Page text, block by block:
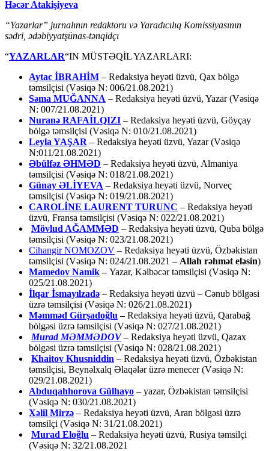
Həcər Atakişiyeva
“Yazarlar” jurnalının redaktoru və Yaradıcılıq Komissiyasının
sədri, ədəbiyyatşünas-tənqidçı
“YAZARLAR“IN MÜSTƏQİL YAZARLARI:
Aytac İBRAHİM – Redaksiya heyəti üzvü, Qax bölgə
təmsilçisi (Vəsiqə N: 006/21.08.2021)
Səma MUĞANNA – Redaksiya heyəti üzvü, Yazar (Vəsiqə
N: 007/21.08.2021)
Nuranə RAFAİLQIZI – Redaksiya heyəti üzvü, Göyçay
bölgə təmsilçisi (Vəsiqə N: 010/21.08.2021)
Leyla YAŞAR – Redaksiya heyəti üzvü, Yazar (Vəsiqə
N:011/21.08.2021)
Əbülfəz ƏHMƏD – Redaksiya heyəti üzvü, Almaniya
təmsilçisi (Vəsiqə N: 018/21.08.2021)
Günay ƏLİYEVA – Redaksiya heyəti üzvü, Norveç
təmsilçisi (Vəsiqə N: 019/21.08.2021)
CAROLİNE LAURENT TURUNC – Redaksiya heyəti
üzvü, Fransa təmsilçisi (Vəsiqə N: 022/21.08.2021)
Mövlud AĞAMMƏD – Redaksiya heyəti üzvü, Quba bölgə
təmsilçisi (Vəsiqə N: 023/21.08.2021)
Cihangir NOMOZOV – Redaksiya heyəti üzvü, Özbəkistan
təmsilçisi (Vəsiqə N: 024/21.08.2021 – Allah rəhmət eləsin)
Mamedov Namik–Yazar, Kəlbəcər təmsilçisi (Vəsiqə N:
025/21.08.2021)
İlqar İsmayılzadə – Redaksiya heyəti üzvü – Cənub bölgəsi
üzrə təmsilçisi (Vəsiqə N: 026/21.08.2021)
Məmməd Gürşadoğlu –Redaksiya heyəti üzvü, Qarabağ
bölgəsi üzrə təmsilçisi (Vəsiqə N: 027/21.08.2021)
Murad MƏMMƏDOV –Redaksiya heyəti üzvü, Qazax
bölgəsi üzrə təmsilçisi (Vəsiqə N: 028/21.08.2021)
Khaitov Khusniddin – Redaksiya heyəti üzvü, Özbəkistan
təmsilçisi, Beynəlxalq Əlaqələr üzrə menecer (Vəsiqə N:
029/21.08.2021)
Abduqahhorova Gülhayo – yazar, Özbəkistan təmsilçisi
(Vəsiqə N: 030/21.08.2021)
Xəlil Mirzə – Redaksiya heyəti üzvü, Aran bölgəsi üzrə
təmsilçi (Vəsiqə N: 31/21.08.2021)
Murad Eloğlu – Redaksiya heyəti üzvü, Rusiya təmsilçi
(Vəsiqə N: 32/21.08.2021